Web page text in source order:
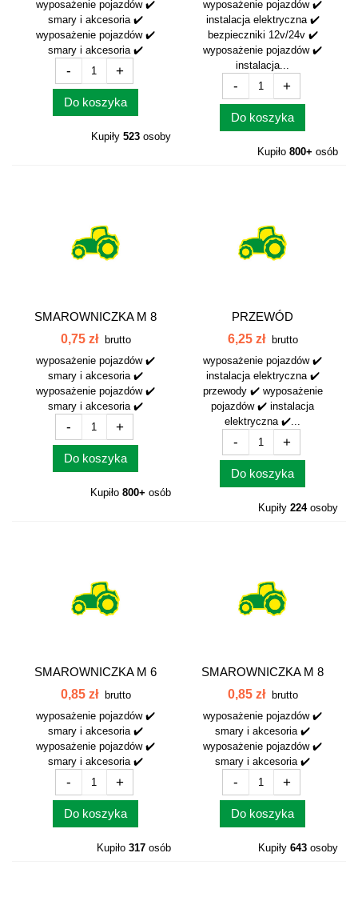
wyposażenie pojazdów ✔️
smary i akcesoria ✔️
wyposażenie pojazdów ✔️
smary i akcesoria ✔️
- +
Do koszyka
Kupiły 523 osoby
wyposażenie pojazdów ✔️
instalacja elektryczna ✔️
bezpieczniki 12v/24v ✔️
wyposażenie pojazdów ✔️
instalacja...
- +
Do koszyka
Kupiło 800+ osób
SMAROWNICZKA M 8
PROSTA SM8PR
0,75 zł brutto
wyposażenie pojazdów ✔️
smary i akcesoria ✔️
wyposażenie pojazdów ✔️
smary i akcesoria ✔️
- +
Do koszyka
Kupiło 800+ osób
PRZEWÓD
ELEKTRYCZNY 3-ŻYŁ 1,5
6,25 zł brutto
wyposażenie pojazdów ✔️
instalacja elektryczna ✔️
przewody ✔️ wyposażenie
pojazdów ✔️ instalacja
elektryczna ✔️...
- +
Do koszyka
Kupiły 224osoby
SMAROWNICZKA M 6
KĄT 90 SM690
0,85 zł
brutto
wyposażenie pojazdów ✔️
smary i akcesoria ✔️
wyposażenie pojazdów ✔️
smary i akcesoria ✔️
- +
Do koszyka
Kupiło 317 osób
SMAROWNICZKA M 8
KĄT 45 SM845
0,85 zł
brutto
wyposażenie pojazdów ✔️
smary i akcesoria ✔️
wyposażenie pojazdów ✔️
smary i akcesoria ✔️
- +
Do koszyka
Kupiły 643 osoby